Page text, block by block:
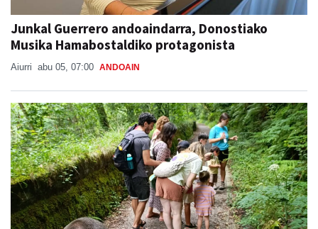
Junkal Guerrero andoaindarra, Donostiako
Musika Hamabostaldiko protagonista
Aiurri abu 05, 07:00 ANDOAIN